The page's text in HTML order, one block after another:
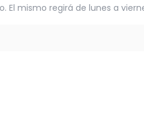
El mismo regirá de lunes a